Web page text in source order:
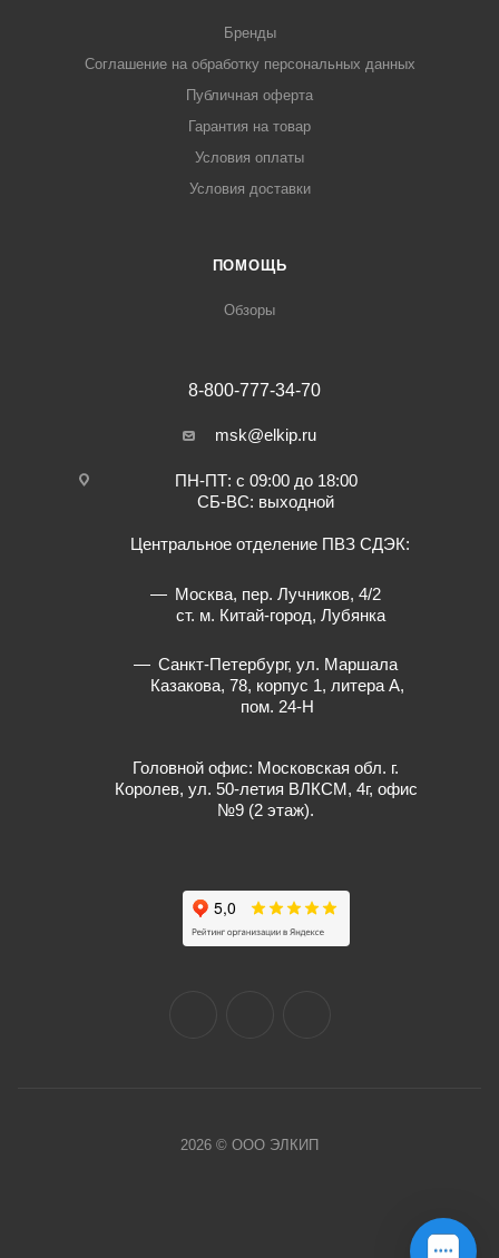
Бренды
Соглашение на обработку персональных данных
Публичная оферта
Гарантия на товар
Условия оплаты
Условия доставки
ПОМОЩЬ
Обзоры
8-800-777-34-70
msk@elkip.ru
ПН-ПТ: с 09:00 до 18:00
СБ-ВС: выходной
Центральное отделение ПВЗ СДЭК:
Москва, пер. Лучников, 4/2
ст. м. Китай-город, Лубянка
Санкт-Петербург, ул. Маршала
Казакова, 78, корпус 1, литера А,
пом. 24-Н
Головной офис: Московская обл. г.
Королев, ул. 50-летия ВЛКСМ, 4г, офис
№9 (2 этаж).
2026 © ООО ЭЛКИП